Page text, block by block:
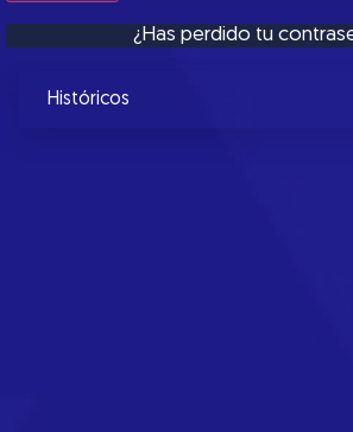
¿Has perdido tu
Históricos